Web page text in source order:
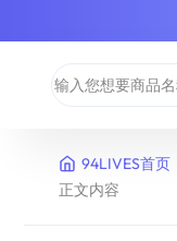
94LIVES首页
正文内容